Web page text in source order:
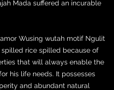
Mada suffered an incurable
Wusing wutah motif Ngulit
rice spilled because of
that will always enable the
his life needs. It possesses
and abundant natural